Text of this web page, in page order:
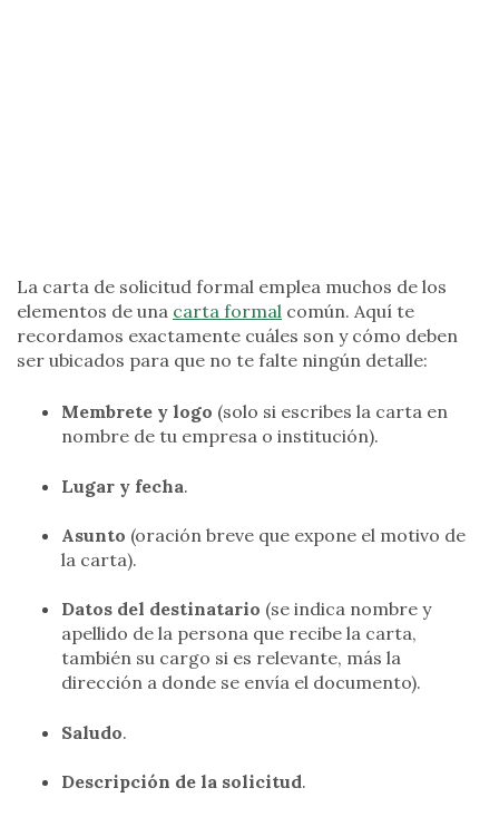
La carta de solicitud formal emplea muchos de los
elementos de una carta formal común. Aquí te
recordamos exactamente cuáles son y cómo deben
ser ubicados para que no te falte ningún detalle:
Membrete y logo (solo si escribes la carta en
nombre de tu empresa o institución).
Lugar y fecha.
Asunto (oración breve que expone el motivo de
la carta).
Datos del destinatario (se indica nombre y
apellido de la persona que recibe la carta,
también su cargo si es relevante, más la
dirección a donde se envía el documento).
Saludo.
Descripción de la solicitud.